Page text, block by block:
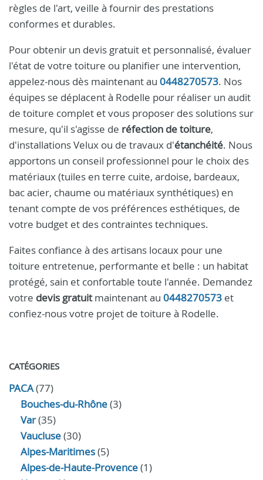
règles de l'art, veille à fournir des prestations
conformes et durables.
Pour obtenir un devis gratuit et personnalisé, évaluer
l'état de votre toiture ou planifier une intervention,
appelez-nous dès maintenant au 0448270573. Nos
équipes se déplacent à Rodelle pour réaliser un audit
de toiture complet et vous proposer des solutions sur
mesure, qu'il s'agisse de réfection de toiture,
d'installations Velux ou de travaux d'étanchéité. Nous
apportons un conseil professionnel pour le choix des
matériaux (tuiles en terre cuite, ardoise, bardeaux,
bac acier, chaume ou matériaux synthétiques) en
tenant compte de vos préférences esthétiques, de
votre budget et des contraintes techniques.
Faites confiance à des artisans locaux pour une
toiture entretenue, performante et belle : un habitat
protégé, sain et confortable toute l'année. Demandez
votre devis gratuitmaintenant au 0448270573 et
confiez-nous votre projet de toiture à Rodelle.
CATÉGORIES
PACA(77)
Bouches-du-Rhône(3)
Var(35)
Vaucluse(30)
Alpes-Maritimes(5)
Alpes-de-Haute-Provence(1)